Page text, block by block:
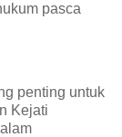
pasca
penting untuk
Kejati